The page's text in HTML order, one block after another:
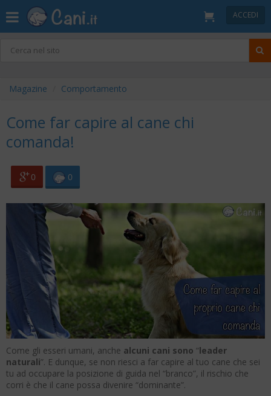
ACCEDI
Magazine Comportamento
Come far capire al cane chi
comanda!
0 0
Come gli esseri umani, anche alcuni cani sono “leader
naturali”. E dunque, se non riesci a far capire al tuo cane che sei
tu ad occupare la posizione di guida nel “branco”, il rischio che
corri è che il cane possa divenire “dominante”.